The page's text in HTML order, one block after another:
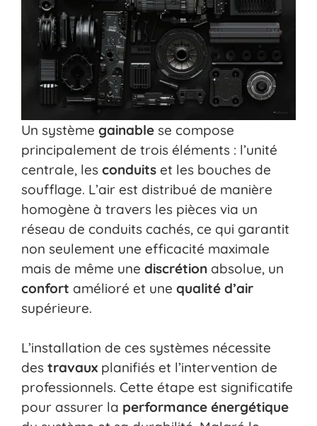
Un système gainable se compose
principalement de trois éléments : l’unité
centrale, les conduits et les bouches de
soufflage. L’air est distribué de manière
homogène à travers les pièces via un
réseau de conduits cachés, ce qui garantit
non seulement une efficacité maximale
mais de même une discrétion absolue, un
confort amélioré et une qualité d’air
supérieure.
L’installation de ces systèmes nécessite
des travaux planifiés et l’intervention de
professionnels. Cette étape est significatife
pour assurer la performance énergétique